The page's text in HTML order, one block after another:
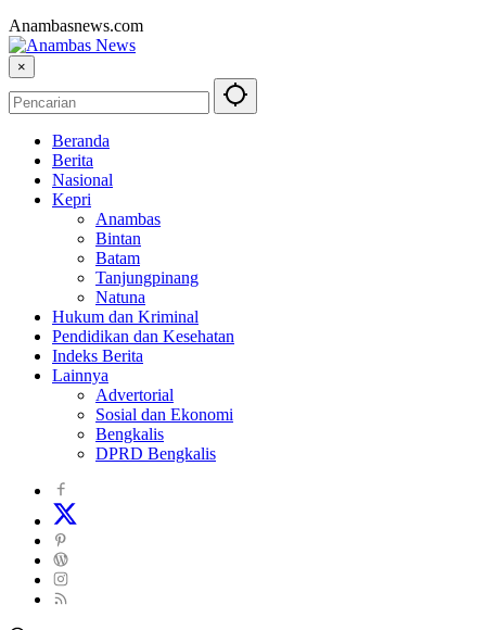
Anambasnews.com
×
Beranda
Berita
Nasional
Kepri
Anambas
Bintan
Batam
Tanjungpinang
Natuna
Hukum dan Kriminal
Pendidikan dan Kesehatan
Indeks Berita
Lainnya
Advertorial
Sosial dan Ekonomi
Bengkalis
DPRD Bengkalis